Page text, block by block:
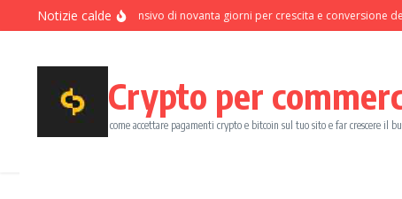
Salta al contenuto
Notizie calde
Programma intensivo di novanta giorni per crescita e conversione dei
Crypto per
come accettare pagamenti crypto e bitcoin sul tuo sito e far crescere il